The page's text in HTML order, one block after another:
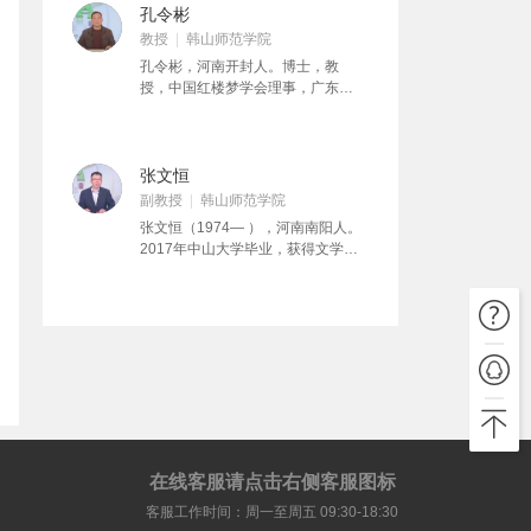
与创作》等课程的教学工作。研究
方向为诗词、古典文学、饶学、潮
著）、《岭东二十世纪诗词述评》
《潮州胜概·诗词篇》等。
孔令彬
教授
韩山师范学院
孔令彬，河南开封人。博士，教
授，中国红楼梦学会理事，广东省
术期刊发表论文七十余篇，出版学
术专著一部、主编两部。个人主要
年转向岭南、岭东等区域文化研
究。
张文恒
副教授
韩山师范学院
张文恒（1974— ），河南南阳人。
2017年中山大学毕业，获得文学博
在线客服请点击右侧客服图标
客服工作时间：周一至周五 09:30-18:30